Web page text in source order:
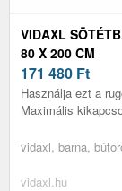
VIDAXL
80 X 200 CM
171 480 Ft
Használja ezt a
Maximális
vidaxl, barna,
vidaxl.hu